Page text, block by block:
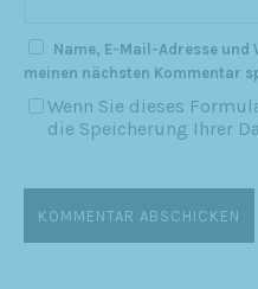
Name, E-Mail-Adresse und
meinen nächsten Kommentar
Wenn Sie dieses
die Speicherung Ihrer